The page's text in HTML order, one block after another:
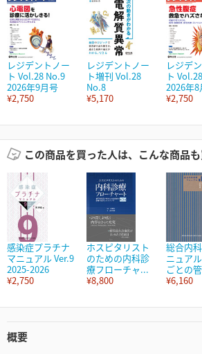
レジデントノー
ト Vol.28 No.9
2026年9月号
¥2,750
レジデントノー
ト増刊 Vol.28
No.8
¥5,170
レジデ
ト
2026年8
¥2,750
この商品を買った人は、こんな商品も
感染症プラチナ
マニュアル Ver.9
2025-2026
¥2,750
ホスピタリスト
のための内科診
療フローチャ...
¥8,800
総合内
ニュア
ごとの
¥6,160
概要